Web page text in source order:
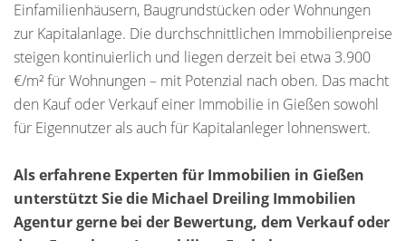
Einfamilienhäusern, Baugrundstücken oder Wohnungen
zur Kapitalanlage. Die durchschnittlichen Immobilienpreise
steigen kontinuierlich und liegen derzeit bei etwa 3.900
€/m² für Wohnungen – mit Potenzial nach oben. Das macht
den Kauf oder Verkauf einer Immobilie in Gießen sowohl
für Eigennutzer als auch für Kapitalanleger lohnenswert.
Als erfahrene Experten für Immobilien in Gießen
unterstützt Sie die Michael Dreiling Immobilien
Agentur gerne bei der Bewertung, dem Verkauf oder